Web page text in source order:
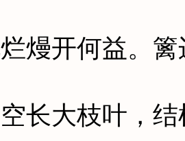
开何益。篱
大枝叶，结